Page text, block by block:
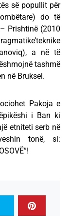
së popullit për
do të
Prishtinë (2010
a në të
tashmë
në Bruksel.
Pakoja e
i Ban ki
etniteti serb në
tonë, si: